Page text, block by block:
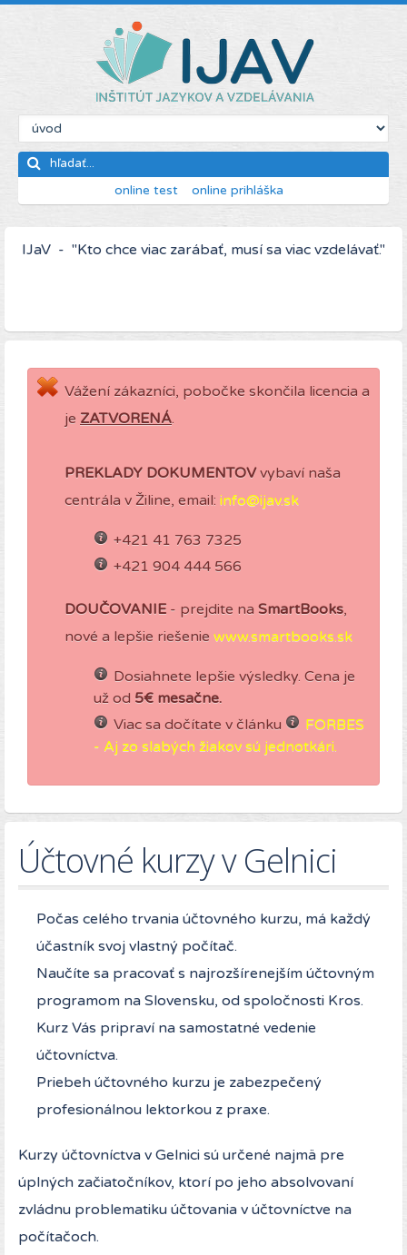
online test online prihláška
IJaV - "Kto chce viac zarábať, musí sa viac vzdelávať."
Vážení zákazníci, pobočke skončila licencia a
je ZATVORENÁ.
PREKLADY DOKUMENTOVvybaví naša
centrála v Žiline, email: info@ijav.sk
+421 41 763 7325
+421 904 444 566
DOUČOVANIE - prejdite na SmartBooks,
nové a lepšie riešenie www.smartbooks.sk
Dosiahnete lepšie výsledky. Cena je
už od 5€ mesačne.
Viac sa dočítate v článku
FORBES
- Aj zo slabých žiakov sú jednotkári.
Účtovné kurzy v Gelnici
Počas celého trvania účtovného kurzu, má každý
účastník svoj vlastný počítač.
Naučíte sa pracovať s najrozšírenejším účtovným
programom na Slovensku, od spoločnosti Kros.
Kurz Vás pripraví na samostatné vedenie
účtovníctva.
Priebeh účtovného kurzu je zabezpečený
profesionálnou lektorkou z praxe.
Kurzy účtovníctva v Gelnici sú určené najmä pre
úplných začiatočníkov, ktorí po jeho absolvovaní
zvládnu problematiku účtovania v účtovníctve na
počítačoch.